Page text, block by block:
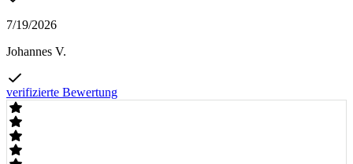
7/19/2026
Johannes V.
verifizierte Bewertung